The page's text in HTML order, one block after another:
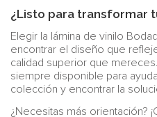
¿Listo para transformar
Elegir la lámina de vinilo
encontrar el diseño que
calidad superior que
siempre disponible para
colección y encontrar la
¿Necesitas más orientación?